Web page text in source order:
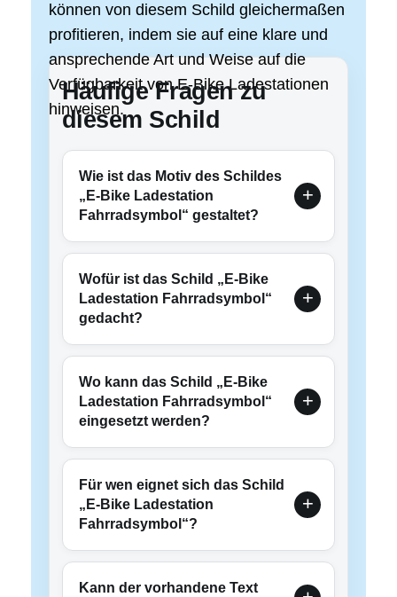
können von diesem Schild gleichermaßen
profitieren, indem sie auf eine klare und
ansprechende Art und Weise auf die
Verfügbarkeit von E-Bike Ladestationen
hinweisen.
Häufige Fragen zu
diesem Schild
Wie ist das Motiv des Schildes
„E-Bike Ladestation
Fahrradsymbol“ gestaltet?
Wofür ist das Schild „E-Bike
Ladestation Fahrradsymbol“
gedacht?
Wo kann das Schild „E-Bike
Ladestation Fahrradsymbol“
eingesetzt werden?
Für wen eignet sich das Schild
„E-Bike Ladestation
Fahrradsymbol“?
Kann der vorhandene Text